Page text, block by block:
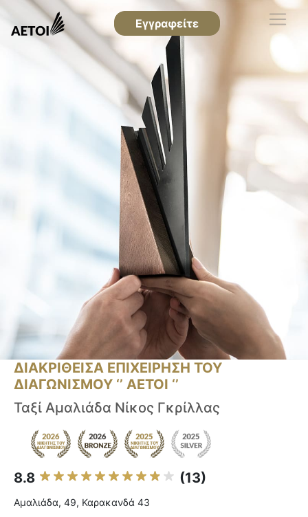
Εγγραφείτε
ΔΙΑΚΡΙΘΕΙΣΑ ΕΠΙΧΕΙΡΗΣΗ ΤΟΥ
ΔΙΑΓΩΝΙΣΜΟΥ ‘’ ΑΕΤΟΙ ‘’
Ταξί Αμαλιάδα Νίκος Γκρίλλας
8.8 (13)
Αμαλιάδα, 49, Καρακανδά 43